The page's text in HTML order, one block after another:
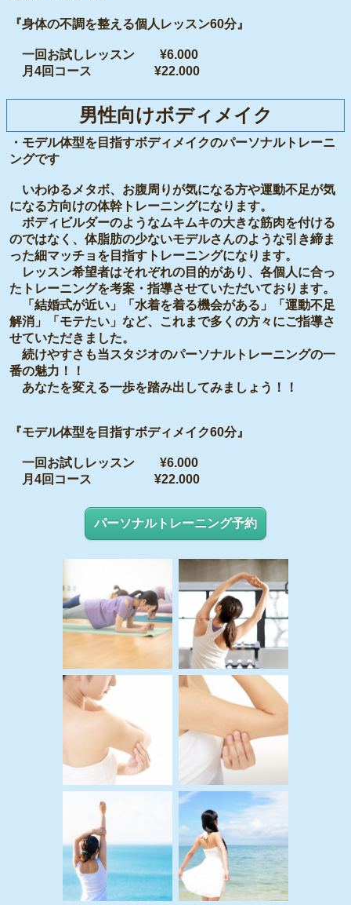
『身体の不調を整える個人レッスン60分』
一回お試しレッスン ¥6.000
月4回コース ¥22.000
男性向けボディメイク
・モデル体型を目指すボディメイクのパーソナルトレーニ
ングです
いわゆるメタボ、お腹周りが気になる方や運動不足が気
になる方向けの体幹トレーニングになります。
ボディビルダーのようなムキムキの大きな筋肉を付ける
のではなく、体脂肪の少ないモデルさんのような引き締ま
った細マッチョを目指すトレーニングになります。
レッスン希望者はそれぞれの目的があり、各個人に合っ
たトレーニングを考案・指導させていただいております。
「結婚式が近い」「水着を着る機会がある」「運動不足
解消」「モテたい」など、これまで多くの方々にご指導さ
せていただきました。
続けやすさも当スタジオのパーソナルトレーニングの一
番の魅力！！
あなたを変える一歩を踏み出してみましょう！！
『モデル体型を目指すボディメイク60分』
一回お試しレッスン ¥6.000
月4回コース ¥22.000
パーソナルトレーニング予約